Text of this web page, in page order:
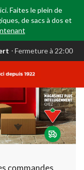
Faites le plein de
de sacs à dos et
⋅ Fermeture à 22:00
commandes